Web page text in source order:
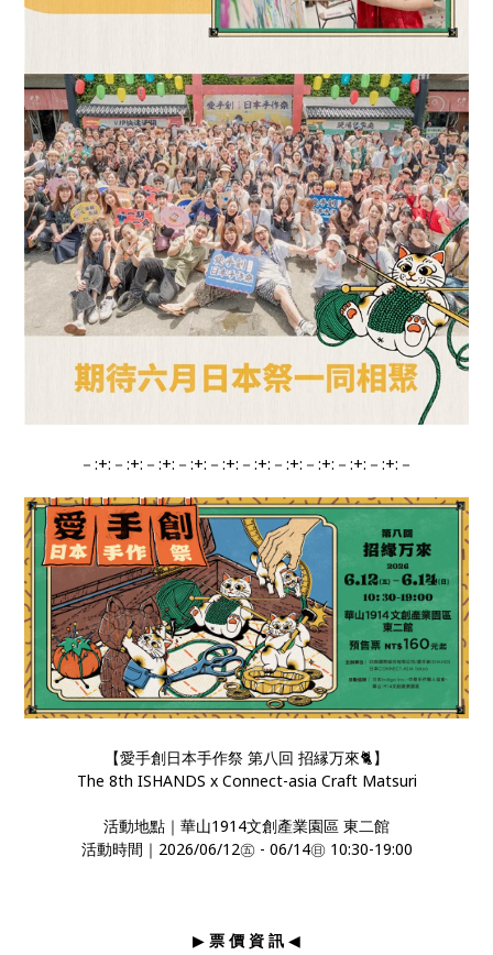
－:+:－:+:－:+:－:+:－:+:－:+:－:+:－:+:－:+:－:+:－
【愛手創日本手作祭 第八回 招縁万來🐈】
The 8th ISHANDS x Connect-asia Craft Matsuri
活動地點｜華山1914文創產業園區 東二館
活動時間｜2026/06/12㊄ - 06/14㊐ 10:30-19:00
▶ 票 價 資 訊 ◀